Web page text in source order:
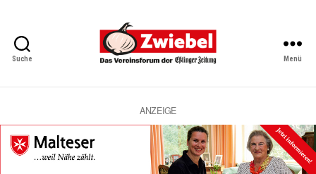
Suche
Vereinsforum
Eßlinger
Zeitung
Menü
ANZEIGE